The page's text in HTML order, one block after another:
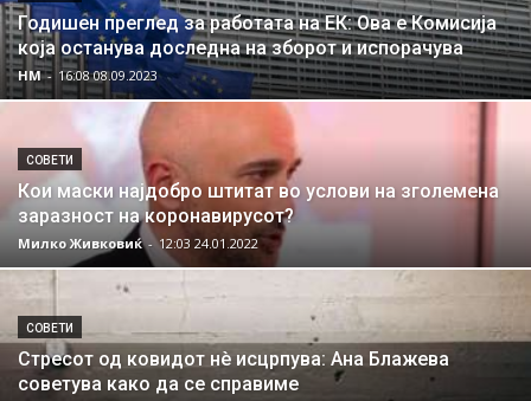
Годишен преглед за работата на ЕК: Ова е Комисија
која останува доследна на зборот и испорачува
НМ - 16:08 08.09.2023
СОВЕТИ
Кои маски најдобро штитат во услови на зголемена
заразност на коронавирусот?
Милко Живковиќ - 12:03 24.01.2022
СОВЕТИ
Стресот од ковидот нè исцрпува: Ана Блажева
советува како да се справиме